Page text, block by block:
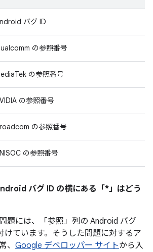
バグ ID
の参照番号
の参照番号
の参照番号
の参照番号
の参照番号
バグ ID の横にある「*」はどう
題には、「参照」 列の Android バグ
けています。そうした問題に対するア
、 Google デベロッパー サイトから入